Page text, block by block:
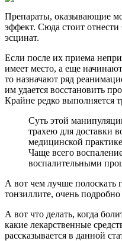
Препараты, оказывающие
эффект. Сюда стоит
эсцинат.
Если после их приема
имеет место, а еще
то назначают ряд
им удается восстановить
Крайне редко выполняется
Суть этой
трахею для доставки
медицинской
Чаще всего
воспалительными
А вот чем лучше полоскать
тонзиллите, очень подробно
А вот что делать, когда
какие лекарственные
рассказывается в данной